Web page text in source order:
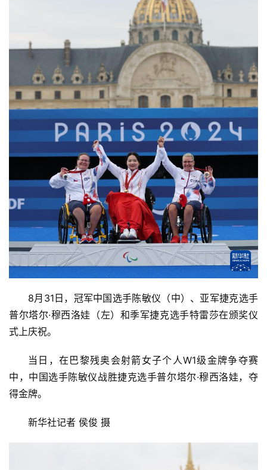
8月31日，冠军中国选手陈敏仪（中）、亚军捷克选手
普尔塔尔·穆西洛娃（左）和季军捷克选手特雷莎在颁奖仪
式上庆祝。
当日，在巴黎残奥会射箭女子个人W1级金牌争夺赛
中，中国选手陈敏仪战胜捷克选手普尔塔尔·穆西洛娃，夺
得金牌。
新华社记者 侯俊 摄